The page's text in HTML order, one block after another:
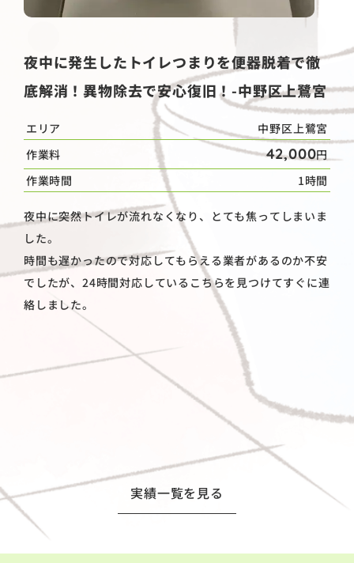
夜中に発生したトイレつまりを便器脱着で徹
底解消！異物除去で安心復旧！-中野区上鷺宮
エリア
中野区上鷺宮
作業料
42,000円
作業時間
1時間
夜中に突然トイレが流れなくなり、とても焦ってしまいま
した。
時間も遅かったので対応してもらえる業者があるのか不安
でしたが、24時間対応しているこちらを見つけてすぐに連
絡しました。
実績一覧を見る